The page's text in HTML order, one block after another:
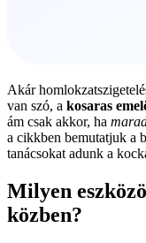
Akár
van szó, a kosaras
ám csak akkor, ha
a cikkben bemutatjuk a
tanácsokat adunk a
Milyen
közben?